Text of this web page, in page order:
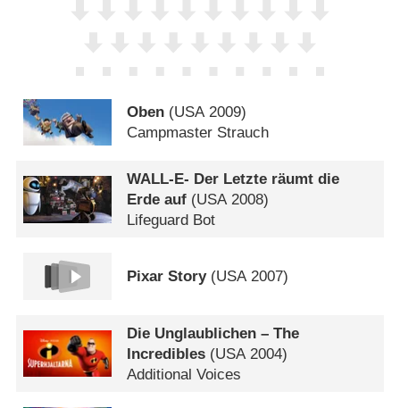
Oben (USA2009)
Campmaster Strauch
WALL-E- Der Letzte räumt die
Erde auf (USA2008)
Lifeguard Bot
Pixar Story(USA2007)
Die Unglaublichen – The
Incredibles (USA 2004)
Additional Voices